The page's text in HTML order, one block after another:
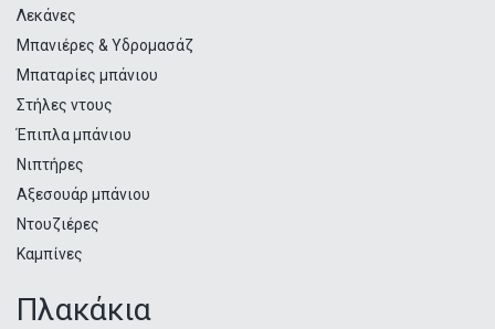
Λεκάνες
Μπανιέρες & Υδρομασάζ
Μπαταρίες μπάνιου
Στήλες ντους
Έπιπλα μπάνιου
Νιπτήρες
Αξεσουάρ μπάνιου
Ντουζιέρες
Καμπίνες
Πλακάκια